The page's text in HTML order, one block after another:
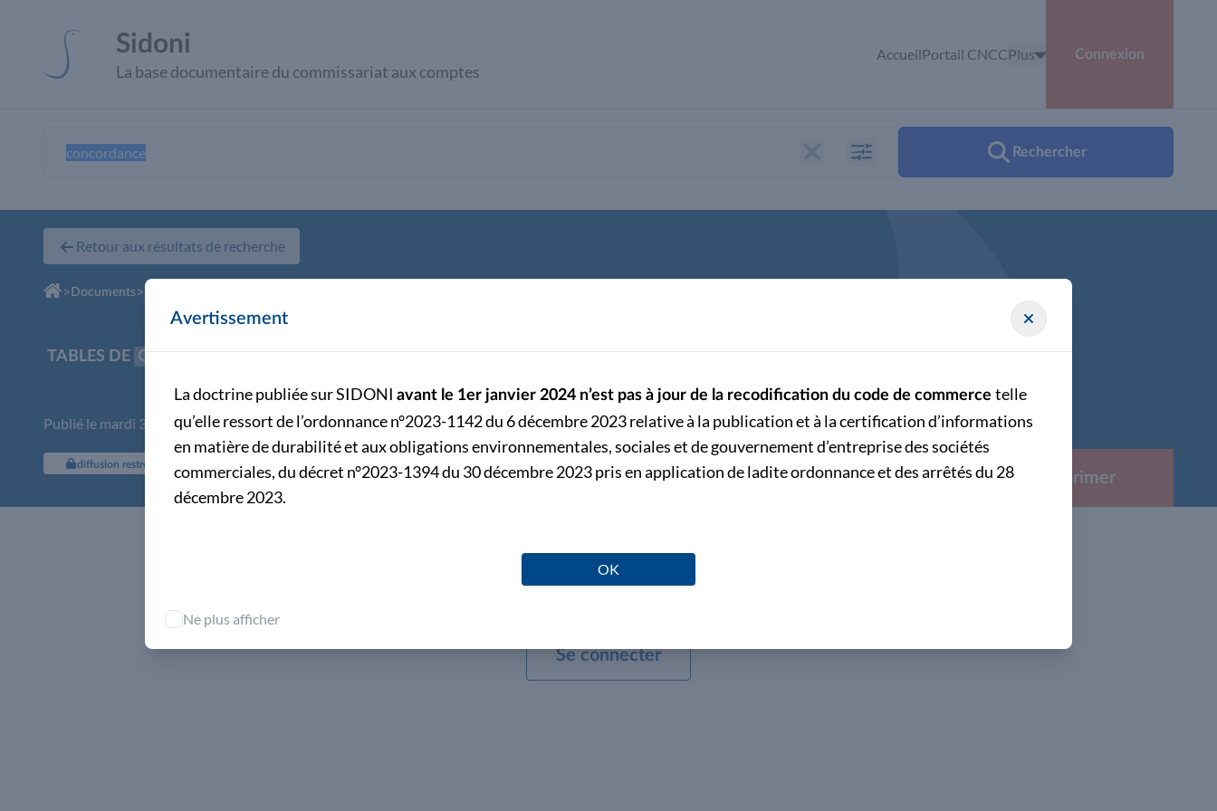
Sidoni
La base documentaire du commissariat aux comptes
AccueilPortail CNCCPlus Connexion
Rechercher
Retour aux résultats de recherche
> Documents>
TABLES DE CONCORDANCE - ANNEXE 1 du Communiqué CSRD
Publié le mardi 30 avril 2024
diffusion restreinte
Partager Imprimer
L'accès aux contenus de cette page est réservé aux professionnels de l'audit.
Se connecter
Avertissement
La doctrine publiée sur SIDONI avant le 1er janvier 2024 n’est pas à jour de la recodification du code de commerce telle
qu’elle ressort de l’ordonnance n°2023-1142 du 6 décembre 2023 relative à la publication et à la certification d’informations
en matière de durabilité et aux obligations environnementales, sociales et de gouvernement d’entreprise des sociétés
commerciales, du décret n°2023-1394 du 30 décembre 2023 pris en application de ladite ordonnance et des arrêtés du 28
décembre 2023.
OK
Ne plus afficher